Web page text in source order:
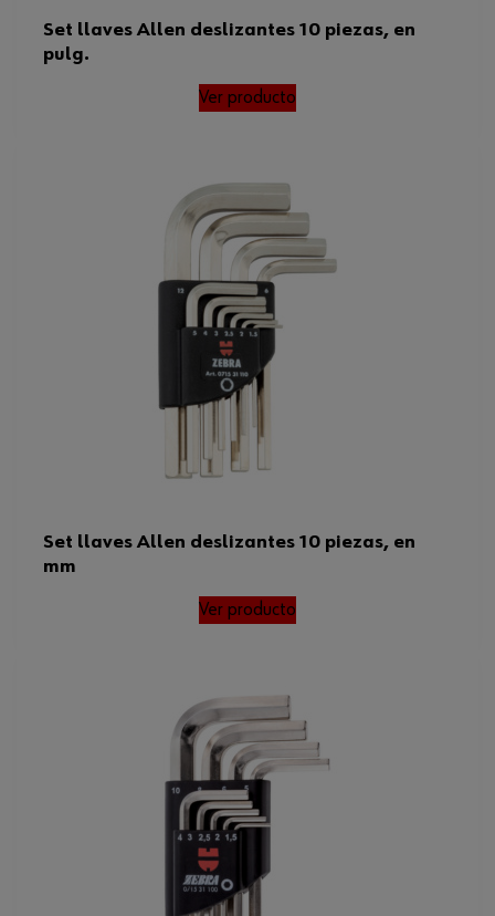
Set llaves Allen deslizantes 10 piezas, en
pulg.
Ver producto
Set llaves Allen deslizantes 10 piezas, en
mm
Ver producto